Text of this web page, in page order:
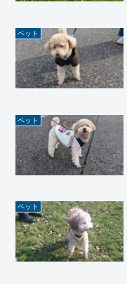
ペット
ペット
ペット